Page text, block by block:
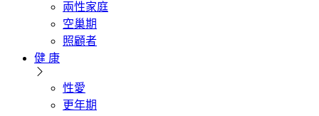
兩性家庭
空巢期
照顧者
健 康
性愛
更年期